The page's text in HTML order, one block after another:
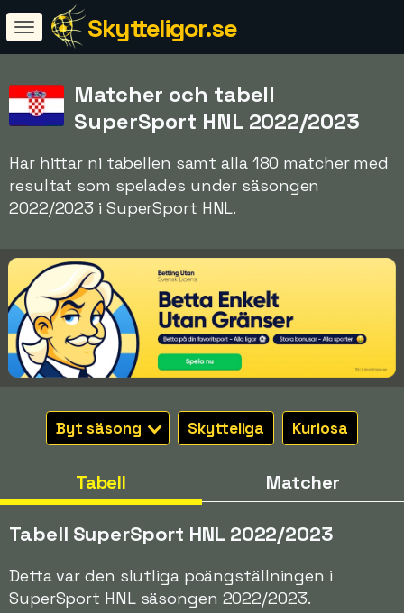
Skytteligor.se
Matcher och tabell
SuperSport HNL 2022/2023
Har hittar ni tabellen samt alla 180 matcher med
resultat som spelades under säsongen
2022/2023 i SuperSport HNL.
Byt säsong Skytteliga Kuriosa
Tabell Matcher
Tabell SuperSport HNL 2022/2023
Detta var den slutliga poängställningen i
SuperSport HNL säsongen 2022/2023.